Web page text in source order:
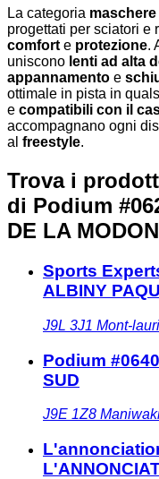
La categoria
progettati per sciatori e
comfort e protezione.
uniscono lenti ad alta
appannamento e
ottimale in pista in
e compatibili con il
accompagnano ogni
al freestyle.
Trova i
di Podium
DE LA
Sports
ALBINY
J9L 3J1 Mont-
Podium
SUD
J9E 1Z8